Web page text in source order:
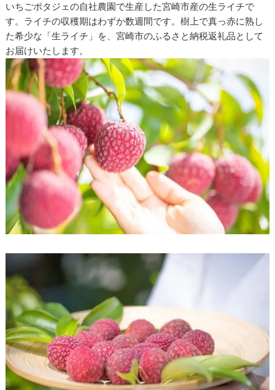
いちごポタジェの自社農園で生産した宮崎市産の生ライチで
す。ライチの収穫期はわずか数週間です。樹上で真っ赤に熟し
た希少な「生ライチ」を、宮崎市のふるさと納税返礼品として
お届けいたします。